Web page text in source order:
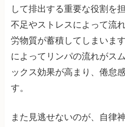
して排出する重要な役割を
不足やストレスによって流
労物質が蓄積してしまいま
によってリンパの流れがス
ックス効果が高まり、倦怠
す。
また見逃せないのが、自律